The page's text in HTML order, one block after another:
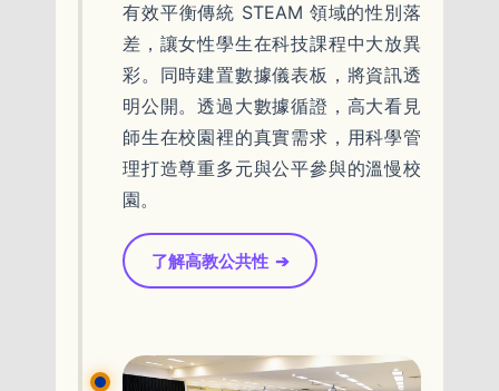
有效平衡傳統 STEAM 領域的性別落
差，讓女性學生在科技課程中大放異
彩。同時建置數據儀表板，將資訊透
明公開。透過大數據循證，高大看見
師生在校園裡的真實需求，用科學管
理打造尊重多元與公平參與的溫慢校
園。
了解高教公共性 ➔